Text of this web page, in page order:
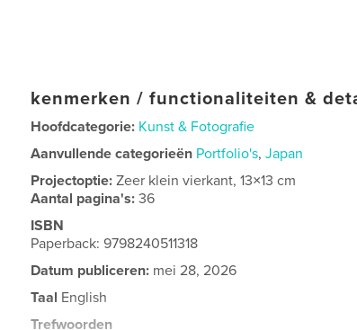
kenmerken / functionaliteiten &
Hoofdcategorie: Kunst & Fotografie
Aanvullende categorieën Portfolio's,Japan
Projectoptie:Zeer klein vierkant, 13×13 cm
Aantal pagina's:36
ISBN
Paperback: 9798240511318
Datum publiceren: mei 28, 2026
Taal English
Trefwoorden